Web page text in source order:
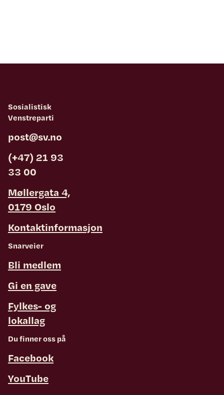
Sosialistisk
Venstreparti
post@sv.no
(+47) 21 93
33 00
Møllergata 4,
0179 Oslo
Kontaktinformasjon
Snarveier
Bli medlem
Gi en gave
Fylkes- og
lokallag
Du finner oss på
Facebook
YouTube